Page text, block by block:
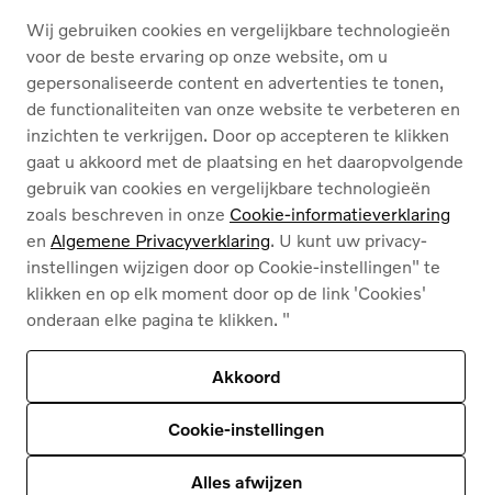
OVER ONS
Nederlands Français
Cookies
Privacybeleid
Juridische info
Deze site wordt beschermd door reCAPTCHA en
het privacybeleid van Google
Servicevoorwaarden zijn van toepassing
© 2026
Volvo Car Corporation (of zijn dochterondernemingen of licentiegevers).
HyperCharge | Powered by
Wij gebruiken cookies en vergelijkbare technologieën
voor de beste ervaring op onze website, om u
gepersonaliseerde content en advertenties te tonen,
de functionaliteiten van onze website te verbeteren en
inzichten te verkrijgen. Door op accepteren te klikken
gaat u akkoord met de plaatsing en het daaropvolgende
gebruik van cookies en vergelijkbare technologieën
zoals beschreven in onze Cookie-informatieverklaring
en Algemene Privacyverklaring. U kunt uw privacy-
instellingen wijzigen door op Cookie-instellingen" te
klikken en op elk moment door op de link 'Cookies'
onderaan elke pagina te klikken. "
Akkoord
Cookie-instellingen
Alles afwijzen